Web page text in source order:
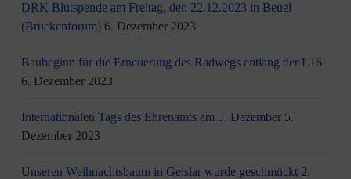
DRK Blutspende am Freitag, den 22.12.2023 in Beuel
(Brückenforum) 6. Dezember 2023
Baubeginn für die Erneuerung des Radwegs entlang der L16
6. Dezember 2023
Internationalen Tags des Ehrenamts am 5. Dezember 5.
Dezember 2023
Unseren Weihnachtsbaum in Geislar wurde geschmückt 2.